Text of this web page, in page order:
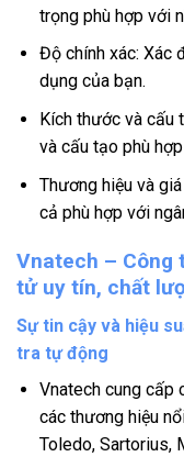
trọng phù hợp với
Độ chính xác: Xác
dụng của bạn.
Kích thước và cấu
và cấu tạo phù
Thương hiệu và
cả phù hợp với
Vnatech – Công
tử uy tín, chất
Sự tin cậy và hiệu
tra tự động
Vnatech cung cấp
các thương hiệu
Toledo, Sartorius,